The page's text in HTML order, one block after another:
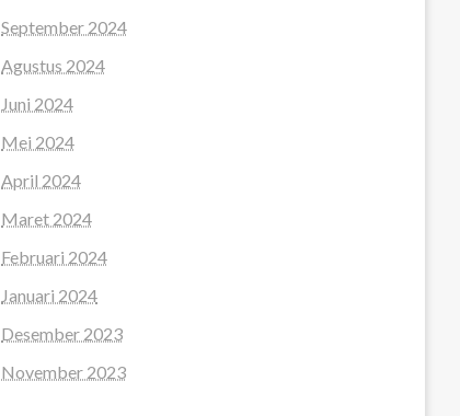
September 2024
Agustus 2024
Juni 2024
Mei 2024
April 2024
Maret 2024
Februari 2024
Januari 2024
Desember 2023
November 2023